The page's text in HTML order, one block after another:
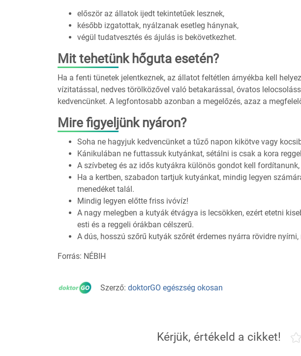
először az állatok ijedt tekintetűek lesznek,
később izgatottak, nyálzanak esetleg hánynak,
végül tudatvesztés és ájulás is bekövetkezhet.
Mit tehetünk hőguta esetén?
Ha a fenti tünetek jelentkeznek, az állatot feltétlen árnyékba kell
vízitatással, nedves törölközővel való betakarással, óvatos
kedvencünket. A legfontosabb azonban a megelőzés, azaz a
Mire figyeljünk nyáron?
Soha ne hagyjuk kedvencünket a tűző napon kikötve vagy
Kánikulában ne futtassuk kutyánkat, sétálni is csak a kora
A szívbeteg és az idős kutyákra különös gondot kell
Ha a kertben, szabadon tartjuk kutyánkat, mindig legyen
menedéket talál.
Mindig legyen előtte friss ivóvíz!
A nagy melegben a kutyák étvágya is lecsökken, ezért etetni
esti és a reggeli órákban célszerű.
A dús, hosszú szőrű kutyák szőrét érdemes nyárra rövidre
Forrás: NÉBIH
Szerző: doktorGO egészség okosan
Kérjük, értékeld a cikket!